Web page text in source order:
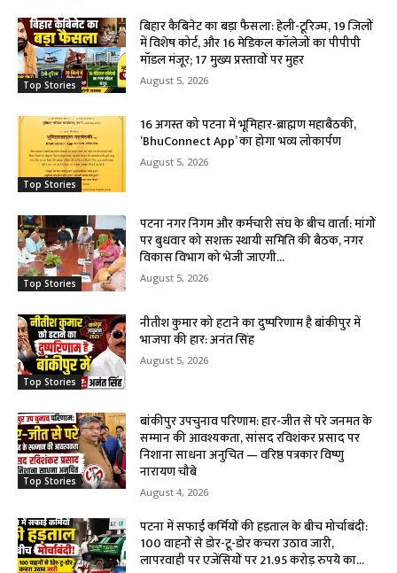
Top Stories
बिहार कैबिनेट का बड़ा फैसला: हेली-टूरिज्म, 19 जिलों
में विशेष कोर्ट, और 16 मेडिकल कॉलेजों का पीपीपी
मॉडल मंजूर; 17 मुख्य प्रस्तावों पर मुहर
August 5, 2026
Top Stories
16 अगस्त को पटना में भूमिहार-ब्राह्मण महाबैठकी,
‘BhuConnect App’ का होगा भव्य लोकार्पण
August 5, 2026
Top Stories
पटना नगर निगम और कर्मचारी संघ के बीच वार्ता: मांगों
पर बुधवार को सशक्त स्थायी समिति की बैठक, नगर
विकास विभाग को भेजी जाएगी...
August 5, 2026
Top Stories
नीतीश कुमार को हटाने का दुष्परिणाम है बांकीपुर में
भाजपा की हार: अनंत सिंह
August 5, 2026
Top Stories
बांकीपुर उपचुनाव परिणाम: हार-जीत से परे जनमत के
सम्मान की आवश्यकता, सांसद रविशंकर प्रसाद पर
निशाना साधना अनुचित — वरिष्ठ पत्रकार विष्णु
नारायण चौबे
August 4, 2026
पटना में सफाई कर्मियों की हड़ताल के बीच मोर्चाबंदी:
100 वाहनों से डोर-टू-डोर कचरा उठाव जारी,
लापरवाही पर एजेंसियों पर 21.95 करोड़ रुपये का...